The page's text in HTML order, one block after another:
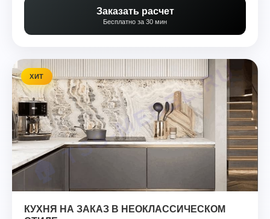
Заказать расчет
Бесплатно за 30 мин
ХИТ
КУХНЯ НА ЗАКАЗ В НЕОКЛАССИЧЕСКОМ